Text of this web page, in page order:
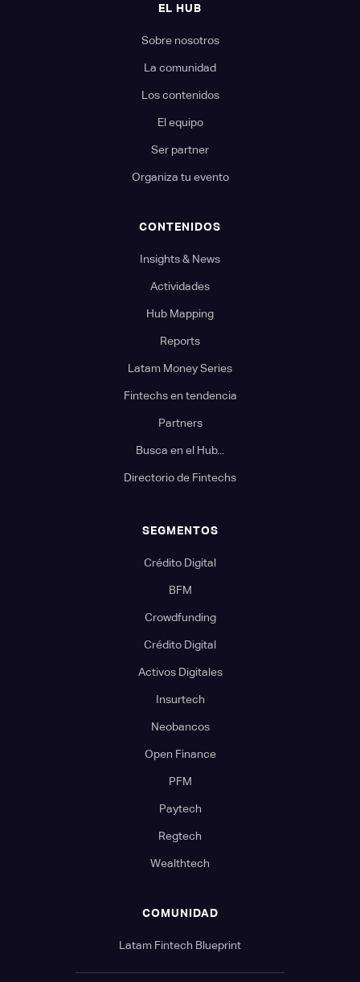
EL HUB
Sobre nosotros
La comunidad
Los contenidos
El equipo
Ser partner
Organiza tu evento
CONTENIDOS
Insights & News
Actividades
Hub Mapping
Reports
Latam Money Series
Fintechs en tendencia
Partners
Busca en el Hub...
Directorio de Fintechs
SEGMENTOS
Crédito Digital
BFM
Crowdfunding
Crédito Digital
Activos Digitales
Insurtech
Neobancos
Open Finance
PFM
Paytech
Regtech
Wealthtech
COMUNIDAD
Latam Fintech Blueprint